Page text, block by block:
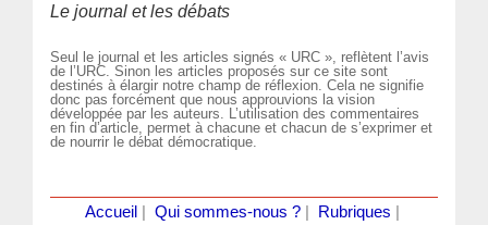
Le journal et les débats
Seul le journal et les articles signés « URC », reflètent l’avis
de l’URC. Sinon les articles proposés sur ce site sont
destinés à élargir notre champ de réflexion. Cela ne signifie
donc pas forcément que nous approuvions la vision
développée par les auteurs. L’utilisation des commentaires
en fin d’article, permet à chacune et chacun de s’exprimer et
de nourrir le débat démocratique.
Accueil Qui sommes-nous ?| Rubriques